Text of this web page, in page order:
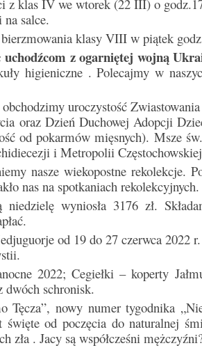
z klas IV we wtorek (22 III) o
salce.
klasy VIII w piątek
uchodźcom z ogarniętej wojną
higieniczne . Polecajmy w
uroczystość
oraz Dzień Duchowej Adopcji
od pokarmów mięsnych). Msze
i Metropolii
nasze wiekopostne rekolekcje.
nas na spotkaniach rekolekcyjnych.
wyniosła 3176 zł.
od 19 do 27 czerwca 2022
2022; Cegiełki – koperty
schronisk.
Tęcza”, nowy numer tygodnika
święte od poczęcia do naturalnej
zła . Jacy są współcześni